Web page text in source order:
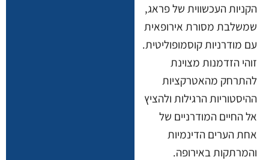
הקניות העכשווית של פראג,
שמשלבת מסורת אירופאית
עם מודרניות קוסמופוליטית.
זוהי הזדמנות מצוינת
להתרחק מהאטרקציות
ההיסטוריות הרגילות ולהציץ
אל החיים המודרניים של
אחת הערים הדינמיות
והמרתקות באירופה.